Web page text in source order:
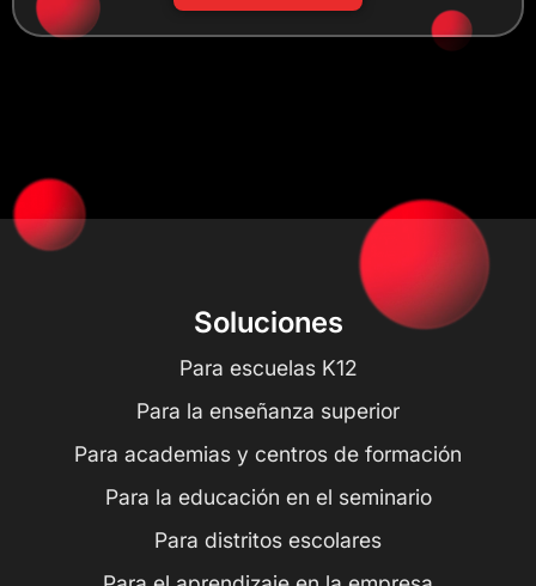
Soluciones
Para escuelas K12
Para la enseñanza superior
Para academias y centros de formación
Para la educación en el seminario
Para distritos escolares